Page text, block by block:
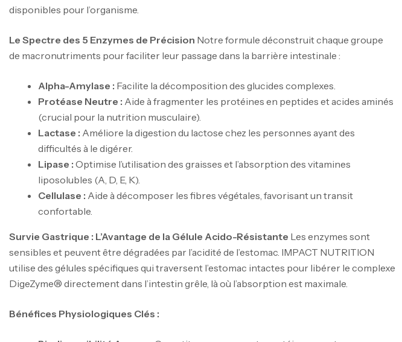
disponibles pour l’organisme.
Le Spectre des 5 Enzymes de Précision Notre formule déconstruit chaque groupe
de macronutriments pour faciliter leur passage dans la barrière intestinale :
Alpha-Amylase : Facilite la décomposition des glucides complexes.
Protéase Neutre : Aide à fragmenter les protéines en peptides et acides aminés
(crucial pour la nutrition musculaire).
Lactase : Améliore la digestion du lactose chez les personnes ayant des
difficultés à le digérer.
Lipase : Optimise l’utilisation des graisses et l’absorption des vitamines
liposolubles (A, D, E, K).
Cellulase : Aide à décomposer les fibres végétales, favorisant un transit
confortable.
Survie Gastrique : L’Avantage de la Gélule Acido-Résistante Les enzymes sont
sensibles et peuvent être dégradées par l’acidité de l’estomac. IMPACT NUTRITION
utilise des gélules spécifiques qui traversent l’estomac intactes pour libérer le complexe
DigeZyme® directement dans l’intestin grêle, là où l’absorption est maximale.
Bénéfices Physiologiques Clés :